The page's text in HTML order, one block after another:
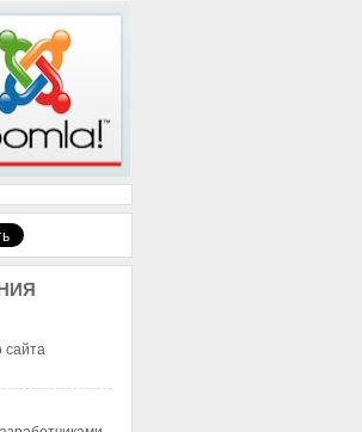
сайта